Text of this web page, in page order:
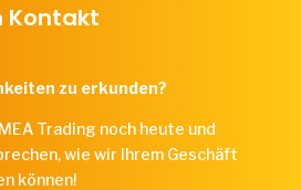
Kontakt
zu erkunden?
Trading noch heute und
wie wir Ihrem Geschäft
können!